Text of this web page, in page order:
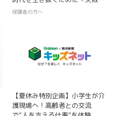
力」を育てる６つの栄養素【最
保護者の方へ
【夏休み特別企画】小学生が介
護現場へ！高齢者との交流